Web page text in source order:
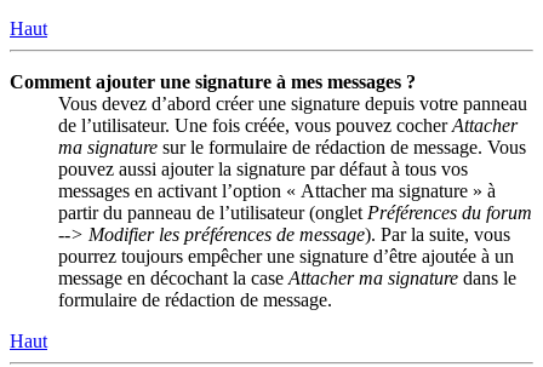
Haut
Comment ajouter une signature à mes messages ?
Vous devez d’abord créer une signature depuis votre panneau
de l’utilisateur. Une fois créée, vous pouvez cocherAttacher
ma signature sur le formulaire de rédaction de message. Vous
pouvez aussi ajouter la signature par défaut à tous vos
messages en activant l’option « Attacher ma signature » à
partir du panneau de l’utilisateur (onglet Préférences du forum
--> Modifier les préférences de message). Par la suite, vous
pourrez toujours empêcher une signature d’être ajoutée à un
message en décochant la case Attacher ma signature dans le
formulaire de rédaction de message.
Haut